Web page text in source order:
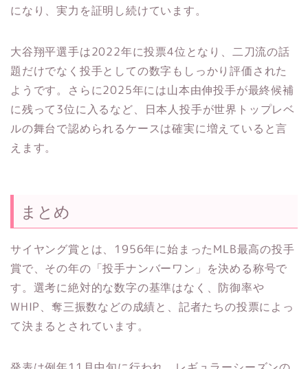
になり、実力を証明し続けています。
大谷翔平選手は2022年に投票4位となり、二刀流の話
題だけでなく投手としての数字もしっかり評価された
ようです。さらに2025年には山本由伸投手が最終候補
に残って3位に入るなど、日本人投手が世界トップレベ
ルの舞台で認められるケースは確実に増えていると言
えます。
まとめ
サイヤング賞とは、1956年に始まったMLB最高の投手
賞で、その年の「投手ナンバーワン」を決める称号で
す。選考に絶対的な数字の基準はなく、防御率や
WHIP、奪三振数などの成績と、記者たちの投票によっ
て決まるとされています。